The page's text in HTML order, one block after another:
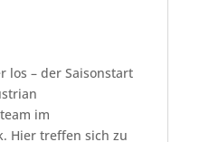
los – der Saisonstart
im
Hier treffen sich zu